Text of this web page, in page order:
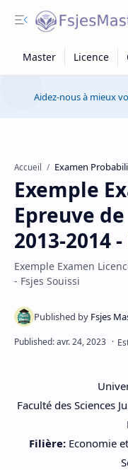
Aidez-nous à mieux
Accueil Examen
Exemple
Epreuve
2013-2014
Exemple Examen
- Fsjes Souissi
Faculté des Sciences
Filière: Economie